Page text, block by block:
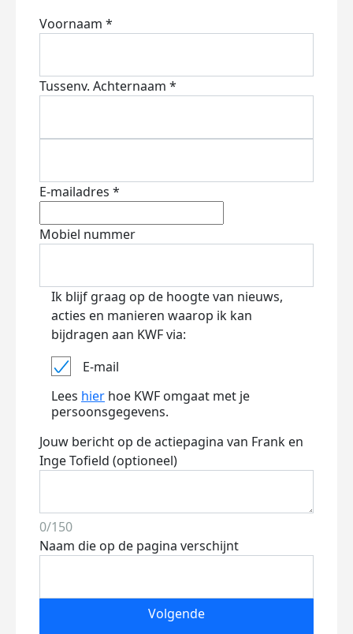
Voornaam *
Tussenv. Achternaam *
E-mailadres *
Mobiel nummer
Ik blijf graag op de hoogte van nieuws,
acties en manieren waarop ik kan
bijdragen aan KWF via:
E-mail
Lees hier hoe KWF omgaat met je
persoonsgegevens.
Jouw bericht op de actiepagina van Frank en
Inge Tofield (optioneel)
0/150
Naam die op de pagina verschijnt
Volgende